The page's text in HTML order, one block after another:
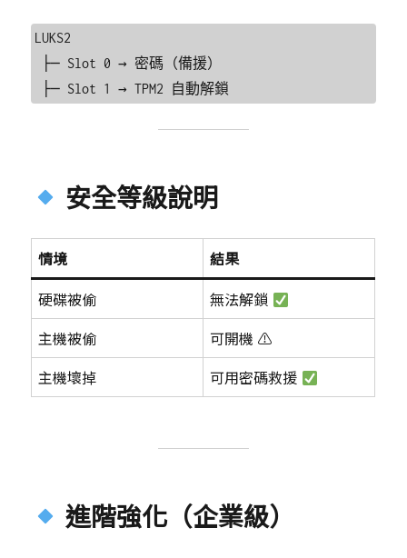
LUKS2
安全等級說明
情境
結果
硬碟被偷
無法解鎖
主機被偷
可開機 ⚠
主機壞掉
可用密碼救援
進階強化（企業級）